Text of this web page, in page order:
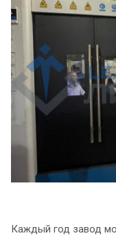
Каждый год завод